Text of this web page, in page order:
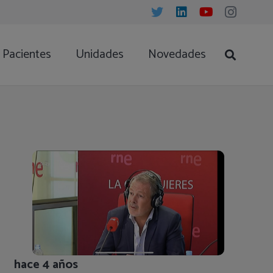
Pacientes Unidades Novedades
hace 4 años